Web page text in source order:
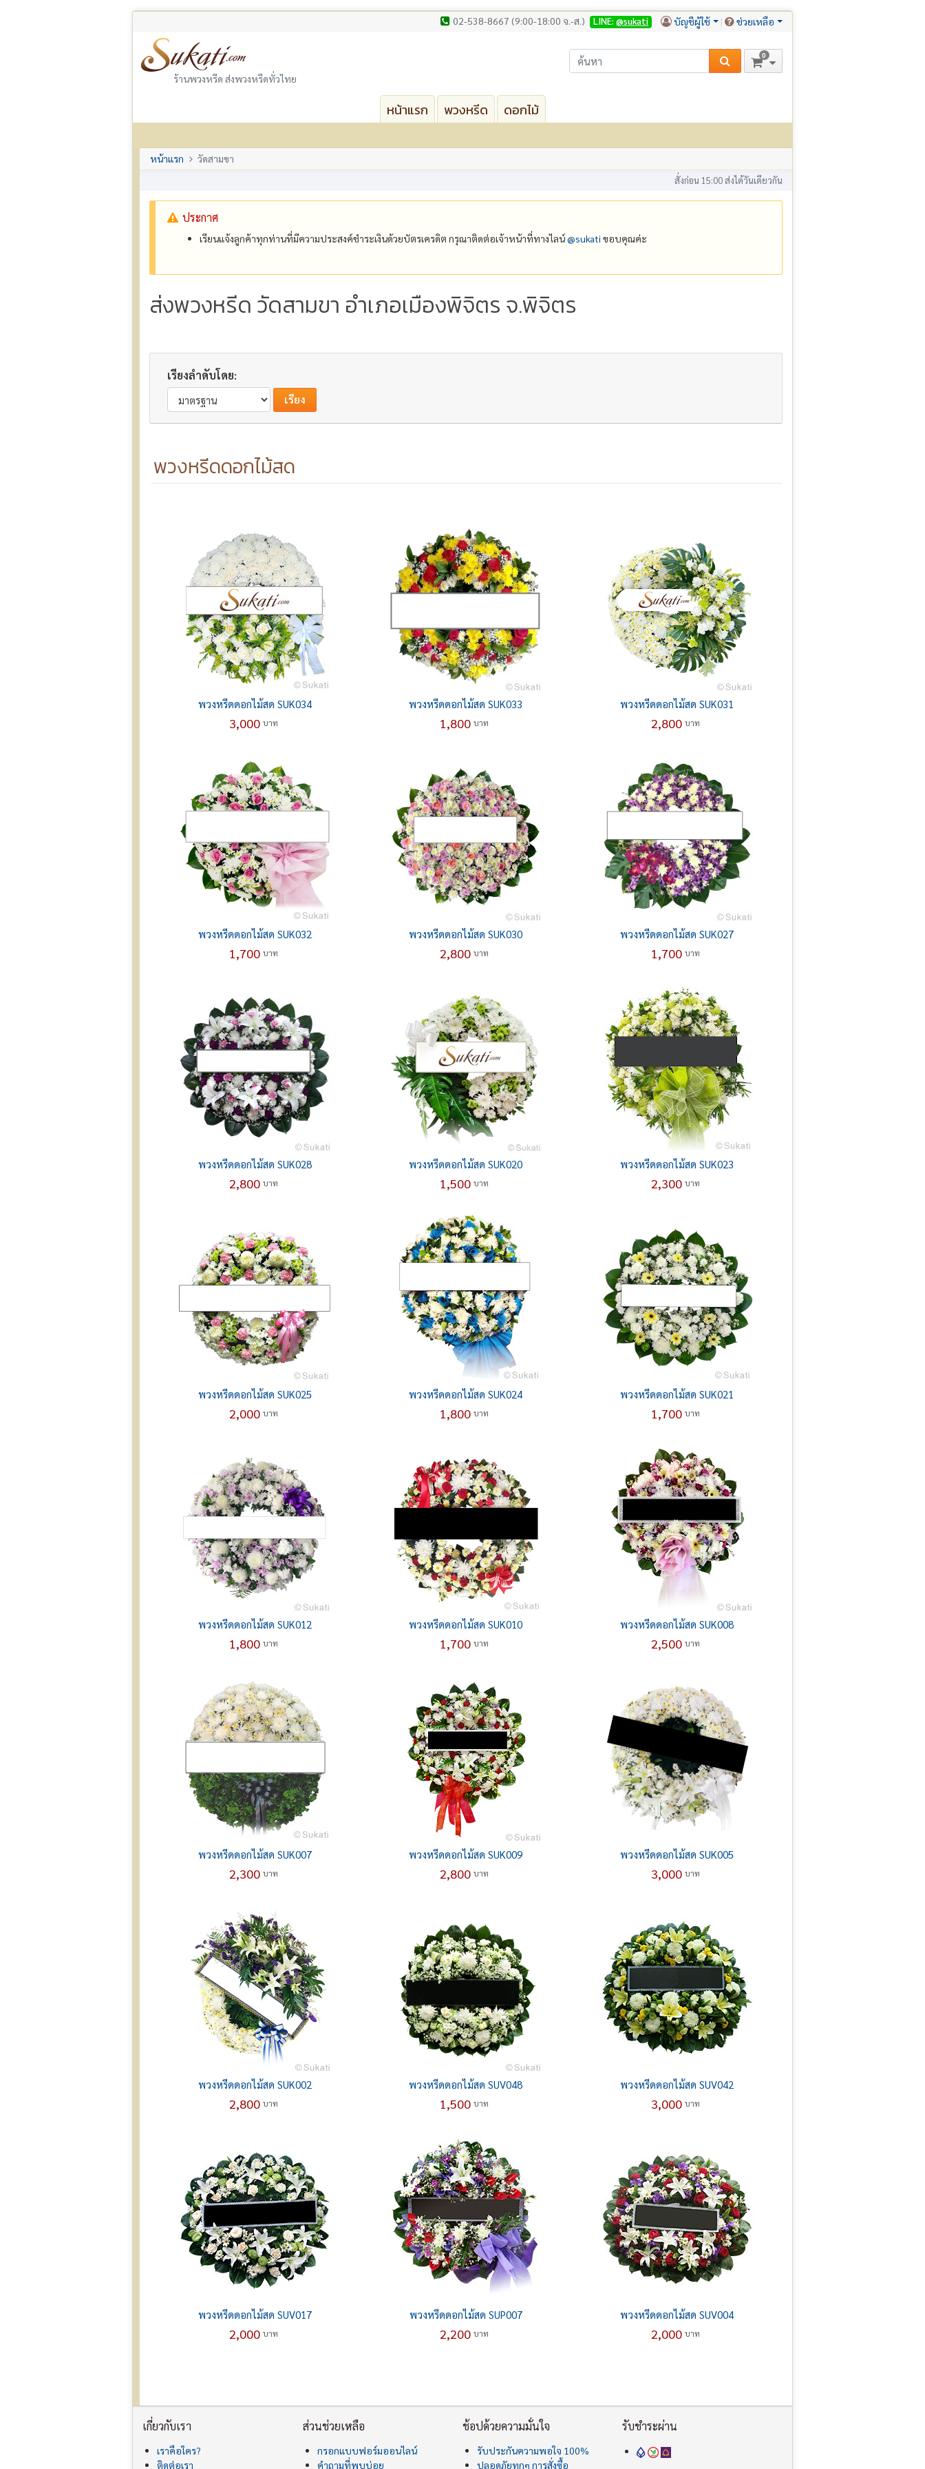
02-538-8667 (9:00-18:00 จ.-ส.) LINE:@sukati บัญชีผู้ใช้ ช่วยเหลือ
ร้านพวงหรีด ส่งพวงหรีดทั่วไทย
0
หน้าแรก พวงหรีด ดอกไม้
หน้าแรก วัดสามขา
สั่งก่อน 15:00 ส่งได้วันเดียวกัน
ประกาศ
เรียนแจ้งลูกค้าทุกท่านที่มีความประสงค์ชำระเงินด้วยบัตรเครดิต กรุณาติดต่อเจ้าหน้าที่ทางไลน์@‌sukati ขอบคุณค่ะ
ส่งพวงหรีด วัดสามขา อำเภอเมืองพิจิตร จ.พิจิตร
เรียงลำดับโดย:
พวงหรีดดอกไม้สด
พวงหรีดดอกไม้สด SUK034
3,000 บาท
พวงหรีดดอกไม้สด SUK033
1,800บาท
พวงหรีดดอกไม้สด SUK031
2,800บาท
พวงหรีดดอกไม้สด SUK032
1,700 บาท
พวงหรีดดอกไม้สด SUK030
2,800บาท
พวงหรีดดอกไม้สด SUK027
1,700บาท
พวงหรีดดอกไม้สด SUK028
2,800 บาท
พวงหรีดดอกไม้สด SUK020
1,500บาท
พวงหรีดดอกไม้สด SUK023
2,300บาท
พวงหรีดดอกไม้สด SUK025
2,000 บาท
พวงหรีดดอกไม้สด SUK024
1,800บาท
พวงหรีดดอกไม้สด SUK021
1,700บาท
พวงหรีดดอกไม้สด SUK012
1,800 บาท
พวงหรีดดอกไม้สด SUK010
1,700บาท
พวงหรีดดอกไม้สด SUK008
2,500บาท
พวงหรีดดอกไม้สด SUK007
2,300 บาท
พวงหรีดดอกไม้สด SUK009
2,800บาท
พวงหรีดดอกไม้สด SUK005
3,000บาท
พวงหรีดดอกไม้สด SUK002
2,800 บาท
พวงหรีดดอกไม้สด SUV048
1,500บาท
พวงหรีดดอกไม้สด SUV042
3,000บาท
พวงหรีดดอกไม้สด SUV017
2,000 บาท
พวงหรีดดอกไม้สด SUP007
2,200บาท
พวงหรีดดอกไม้สด SUV004
2,000บาท
เกี่ยวกับเรา
เราคือใคร?
ติดต่อเรา
ส่วนช่วยเหลือ
กรอกแบบฟอร์มออนไลน์
คำถามที่พบบ่อย
ช้อปด้วยความมั่นใจ
รับประกันความพอใจ 100%
ปลอดภัยทุกๆ การสั่งซื้อ
รับชำระผ่าน